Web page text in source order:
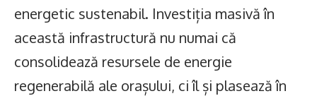
energetic sustenabil. Investiția masivă în
această infrastructură nu numai că
consolidează resursele de energie
regenerabilă ale orașului, ci îl și plasează în